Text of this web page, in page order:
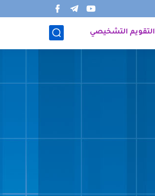
التقويم التشخيصي